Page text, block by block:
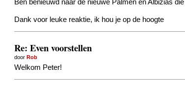
Ben benieuwd naar de nieuwe Palmen en Albizias
Dank voor leuke reaktie, ik hou je op de hoogte
Re: Even voorstellen
doorRob
Welkom Peter!